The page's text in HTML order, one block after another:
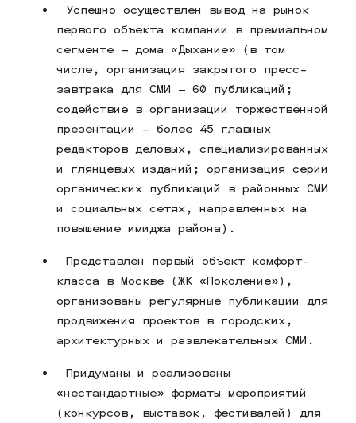
Успешно осуществлен вывод на рынок
первого объекта компании в премиальном
сегменте – дома «Дыхание» (в том
числе, организация закрытого пресс-
завтрака для СМИ – 60 публикаций;
содействие в организации торжественной
презентации – более 45 главных
редакторов деловых, специализированных
и глянцевых изданий; организация серии
органических публикаций в районных СМИ
и социальных сетях, направленных на
повышение имиджа района).
Представлен первый объект комфорт-
класса в Москве (ЖК «Поколение»),
организованы регулярные публикации для
продвижения проектов в городских,
архитектурных и развлекательных СМИ.
Придуманы и реализованы
«нестандартные» форматы мероприятий
(конкурсов, выставок, фестивалей) для